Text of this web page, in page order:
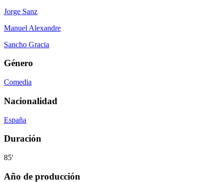
Jorge Sanz
Manuel Alexandre
Sancho Gracia
Género
Comedia
Nacionalidad
España
Duración
85'
Año de producción